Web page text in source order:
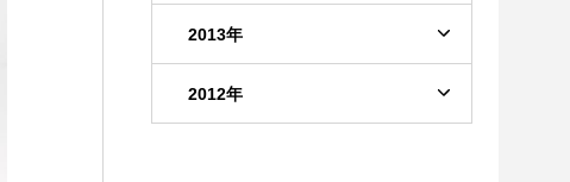
2013年
2012年